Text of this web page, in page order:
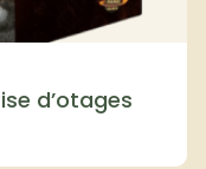
d’otages